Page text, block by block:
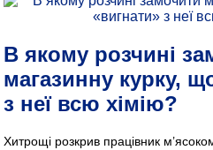
В якому розчині
магазинну курку,
з неї всю хімію?
Хитрощі розкрив працівник